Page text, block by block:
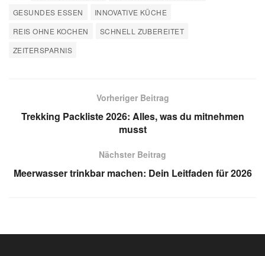
GESUNDES ESSEN
INNOVATIVE KÜCHE
REIS OHNE KOCHEN
SCHNELL ZUBEREITET
ZEITERSPARNIS
Vorheriger Beitrag
Trekking Packliste 2026: Alles, was du mitnehmen
musst
Nächster Beitrag
Meerwasser trinkbar machen: Dein Leitfaden für 2026